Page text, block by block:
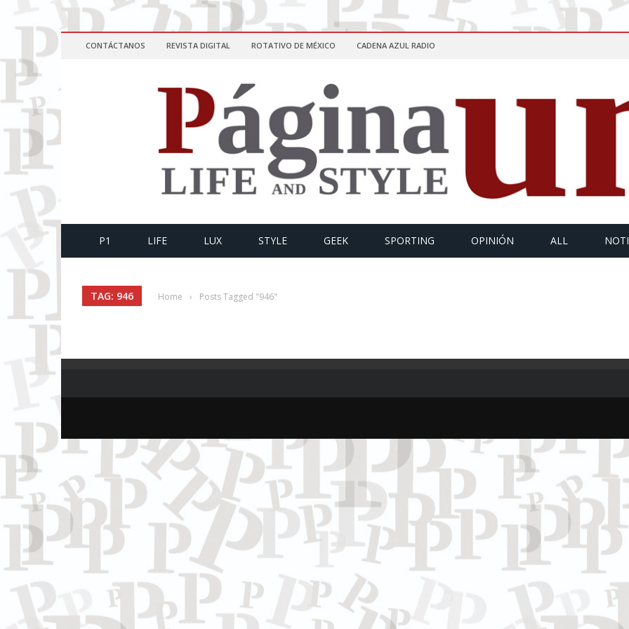
CONTÁCTANOS REVISTA DIGITAL ROTATIVO DE MÉXICO CADENA AZUL RADIO
P1 LIFE LUX STYLE GEEK SPORTING OPINIÓN ALL
TAG: 946 Home › Posts Tagged "946"